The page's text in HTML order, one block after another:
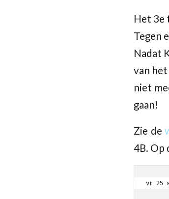
Het 3e
Tegen
Nadat
van het
niet
gaan!
Zie de
4B. Op
vr 25